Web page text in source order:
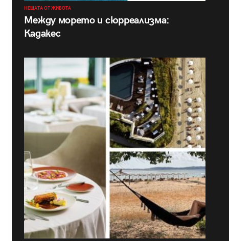
НЕЩАТА ОТ ЖИВОТА
Между морето и сюрреализма:
Кадакес